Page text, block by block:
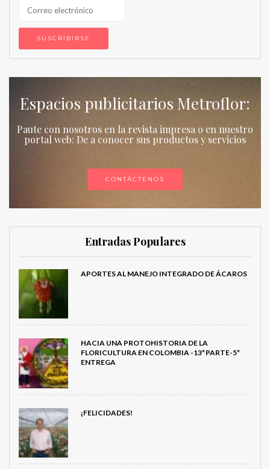
Espacios publicitarios Metroflor:
Paute con nosotros en la revista impresa o en nuestro
portal web: De a conocer sus productos y servicios
CONTÁCTENOS
Entradas Populares
APORTES AL MANEJO INTEGRADO DE ÁCAROS
HACIA UNA PROTOHISTORIA DE LA
FLORICULTURA EN COLOMBIA -13ª PARTE-5ª
ENTREGA
¡FELICIDADES!